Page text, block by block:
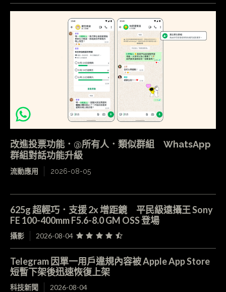
改進投票功能．@所有人．類似群組 WhatsApp
群組對話功能升級
流動應用 2026-08-05
625g 超輕巧．支援 2x 增距鏡 平民級遠攝王 Sony
FE 100-400mm F5.6-8.0 GM OSS 登場
攝影 2026-08-04
Telegram 因單一用戶違規內容被 Apple App Store
短暫下架後迅速恢復上架
科技新聞 2026-08-04